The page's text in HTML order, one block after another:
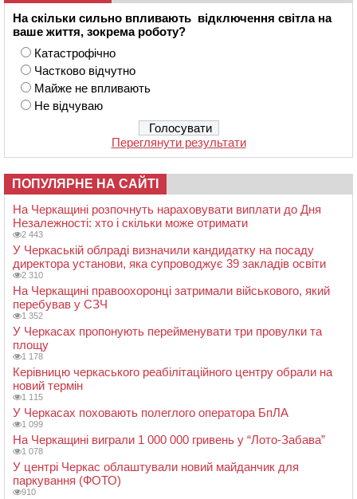
На скільки сильно впливають відключення світла на
ваше життя, зокрема роботу?
Катастрофічно
Частково відчутно
Майже не впливають
Не відчуваю
Переглянути результати
ПОПУЛЯРНЕ НА САЙТІ
На Черкащині розпочнуть нараховувати виплати до Дня
Незалежності: хто і скільки може отримати
2 443
У Черкаській облраді визначили кандидатку на посаду
директора установи, яка супроводжує 39 закладів освіти
2 310
На Черкащині правоохоронці затримали військового, який
перебував у СЗЧ
1 352
У Черкасах пропонують перейменувати три провулки та
площу
1 178
Керівницю черкаського реабілітаційного центру обрали на
новий термін
1 115
У Черкасах поховають полеглого оператора БпЛА
1 099
На Черкащині виграли 1 000 000 гривень у “Лото-Забава”
1 078
У центрі Черкас облаштували новий майданчик для
паркування (ФОТО)
910